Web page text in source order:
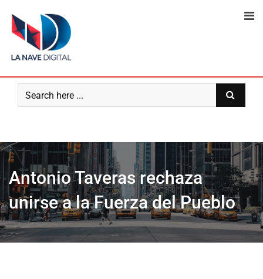
content
Antonio Taveras rechaza
unirse a la Fuerza del Pueblo